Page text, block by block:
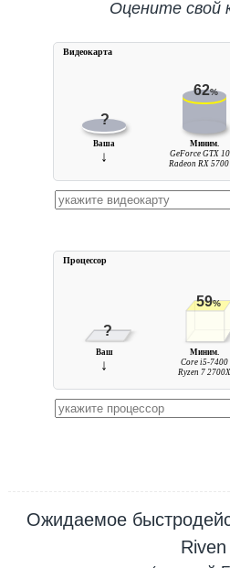
Оцените свой
?
62%
Ваша
↓
Миним.
GeForce GTX
Radeon RX 5700
Видеокарта
?
59%
Ваш
↓
Миним.
Core i5-7400
Ryzen 7 2700X
Процессор
Ожидаемое
Riven